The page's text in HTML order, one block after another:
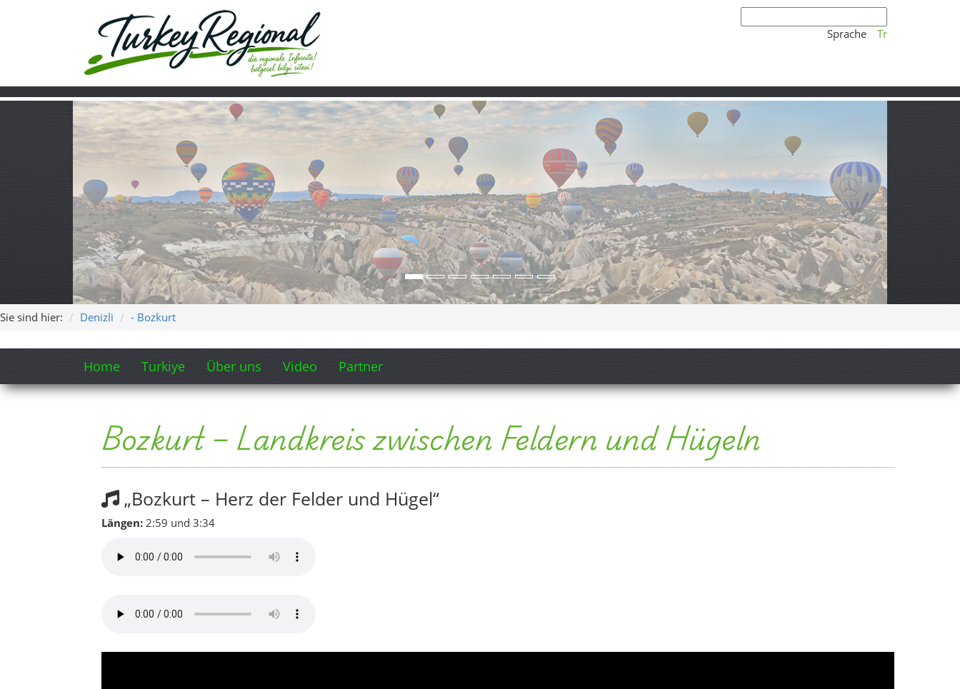
Sprache Tr
Sie sind hier: Denizli - Bozkurt
Home Turkiye Über uns Video Partner
Bozkurt – Landkreis zwischen Feldern und Hügeln
„Bozkurt – Herz der Felder und Hügel“
Längen: 2:59 und 3:34